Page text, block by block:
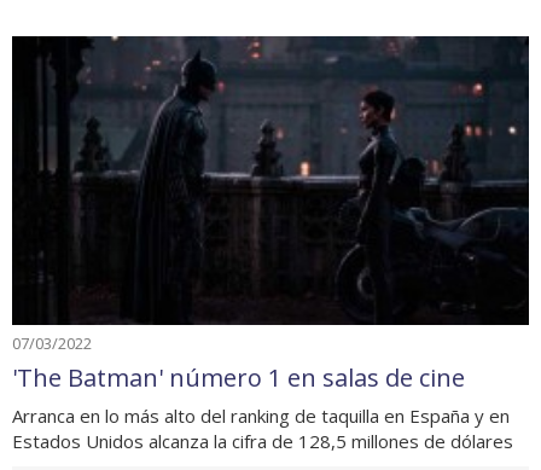
07/03/2022
'The Batman' número 1 en salas de cine
Arranca en lo más alto del ranking de taquilla en España y en
Estados Unidos alcanza la cifra de 128,5 millones de dólares